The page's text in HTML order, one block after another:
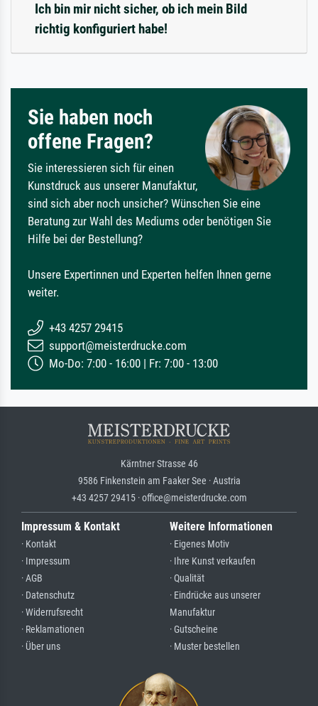
Ich bin mir nicht sicher, ob ich mein Bild
richtig konfiguriert habe!
Sie haben noch
offene Fragen?
Sie interessieren sich für einen
Kunstdruck aus unserer Manufaktur,
sind sich aber noch unsicher? Wünschen Sie eine
Beratung zur Wahl des Mediums oder benötigen Sie
Hilfe bei der Bestellung?
Unsere Expertinnen und Experten helfen Ihnen gerne
weiter.
+43 4257 29415
support@meisterdrucke.com
Mo-Do: 7:00 - 16:00 | Fr: 7:00 - 13:00
Kärntner Strasse 46
9586 Finkenstein am Faaker See · Austria
+43 4257 29415 · office@meisterdrucke.com
Impressum & Kontakt
· Kontakt
· Impressum
· AGB
· Datenschutz
· Widerrufsrecht
· Reklamationen
· Über uns
Weitere Informationen
· Eigenes Motiv
· Ihre Kunst verkaufen
· Qualität
· Eindrücke aus unserer
Manufaktur
· Gutscheine
· Muster bestellen